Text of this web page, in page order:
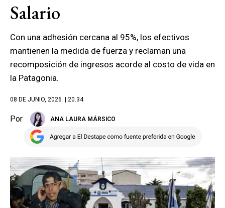
Salario
Con una adhesión cercana al 95%, los efectivos
mantienen la medida de fuerza y reclaman una
recomposición de ingresos acorde al costo de vida en
la Patagonia.
08 DE JUNIO, 2026 | 20.34
Por ANA LAURA MÁRSICO